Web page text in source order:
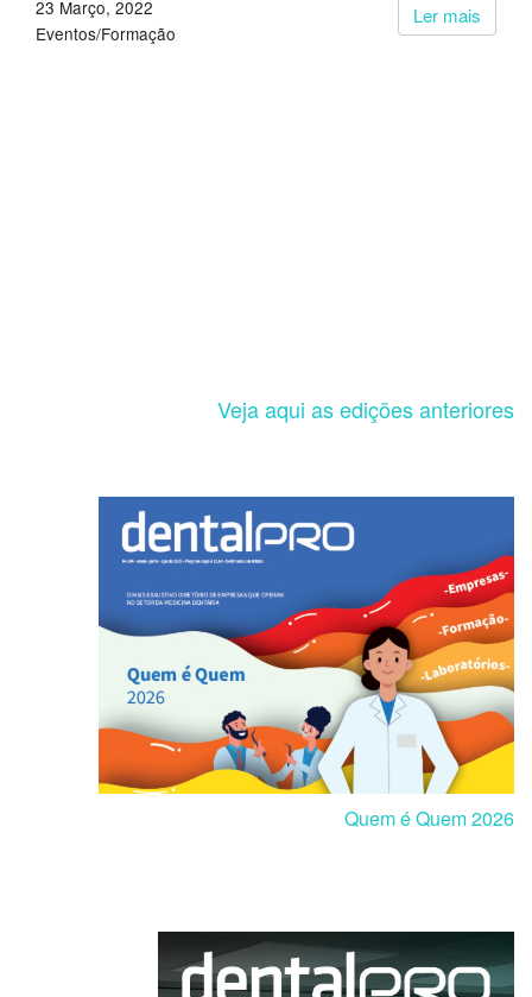
Ler mais
23 Março, 2022
Eventos/Formação
Veja aqui as edições anteriores
Quem é Quem 2026